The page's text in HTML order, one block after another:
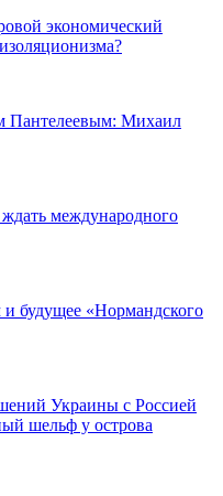
экономический
Пантелеевым: Михаил
международного
будущее «Нормандского
Украины с Россией
шельф у острова